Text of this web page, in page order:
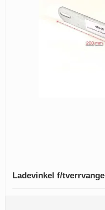
Ladevinkel f/tverrvange